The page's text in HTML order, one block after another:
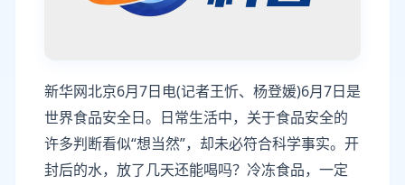
新华网北京6月7日电(记者王忻、杨登媛)6月7日是
世界食品安全日。日常生活中，关于食品安全的
许多判断看似“想当然”，却未必符合科学事实。开
封后的水，放了几天还能喝吗？冷冻食品，一定